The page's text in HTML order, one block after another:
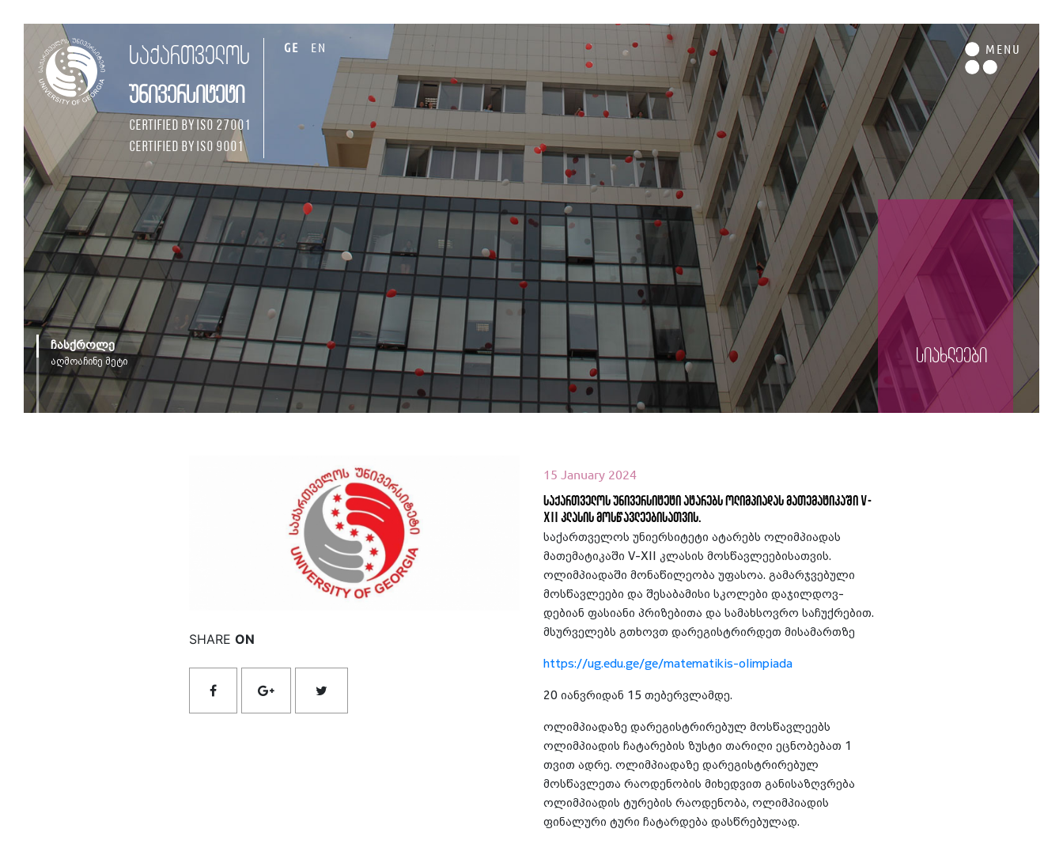
საქართველოს
უნივერსიტეტი
Certified by ISO 27001
Certified by ISO 9001
GE EN MENU
ჩასქროლე
აღმოაჩინე მეტი სიახლეები
იხილეთ მეტი
SHARE ON
15 January 2024
საქართველოს უნივერსიტეტი ატარებს ოლიმპიადას მათემატიკაში V-
XII კლასის მოსწავლეებისათვის.
საქართველოს უნიერსიტეტი ატარებს ოლიმპიადას
მათემატიკაში V-XII კლასის მოსწავლეებისათვის.
ოლიმპიადაში მონაწილეობა უფასოა. გამარჯვებული
მოსწავლეები და შესაბამისი სკოლები დაჯილ­დოვ­
დებიან ფასიანი პრიზებითა და სამახსოვრო საჩუქრებით.
მსურველებს გთხოვთ დარეგისტრირდეთ მისამართზე
https://ug.edu.ge/ge/matematikis-olimpiada
20 იანვრიდან 15 თებერვლამდე.
ოლიმპიადაზე დარეგისტრირებულ მოსწავლეებს
ოლიმპიადის ჩატარების ზუსტი თარიღი ეცნობებათ 1
თვით ადრე. ოლიმპიადაზე დარეგისტრირებულ
მოსწავლეთა რაოდენობის მიხედვით განისაზღვრება
ოლიმპიადის ტურების რაოდენობა, ოლიმპიადის
ფინალური ტური ჩატარდება დასწრებულად.